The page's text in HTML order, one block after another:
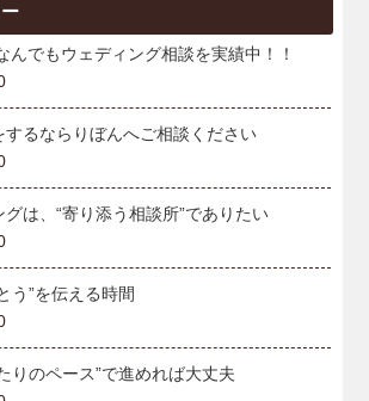
んでもウェディング相談を実績中！！
するならりぼんへご相談ください
グは、“寄り添う相談所”でありたい
う”を伝える時間
りのペース”で進めれば大丈夫